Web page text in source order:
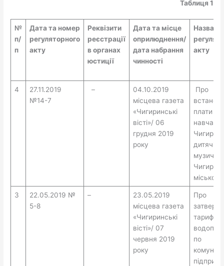
Таблиця 1
№
п/
п
Дата та номер
регуляторного
акту
Реквізити
реєстрації
в органах
юстиції
Дата та місце
оприлюднення/
дата набрання
чинності
Назва
акту
4
27.11.2019
№14-7
–
04.10.2019
місцева газета
«Чигиринські
вісті»/ 06
грудня 2019
року
Про
плати за
дитячій
міської
3
22.05.2019 №
5-8
–
23.05.2019
місцева газета
«Чигиринські
вісті»/ 07
червня 2019
року
Про
тарифів
по